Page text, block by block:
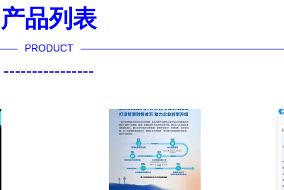
产品列表
PRODUCT
----------------